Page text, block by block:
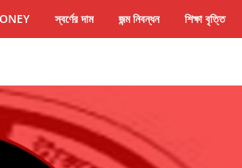
স্বর্ণের দাম জন্ম নিবন্ধন শিক্ষা বৃত্তি